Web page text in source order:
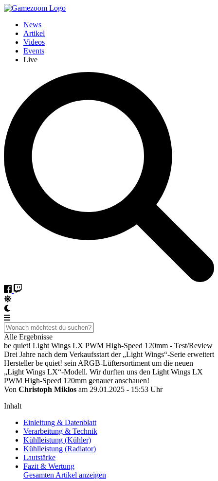
News
Artikel
Videos
Events
Live
Alle Ergebnisse
be quiet! Light Wings LX PWM High-Speed 120mm - Test/Review
Drei Jahre nach dem Verkaufsstart der „Light Wings“-Serie erweitert
Hersteller be quiet! sein ARGB-Lüftersortiment um die neuen
„Light Wings LX“-Modell. Wir durften uns den Light Wings LX
PWM High-Speed 120mm genauer anschauen!
Von Christoph Miklos am 29.01.2025 - 15:53 Uhr
Inhalt
Einleitung & Datenblatt
Verarbeitung & Technik
Kühlleistung (Kühler)
Kühlleistung (Radiator)
Lautstärke
Fazit & Wertung
Gesamten Artikel anzeigen